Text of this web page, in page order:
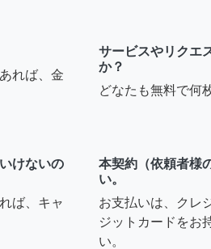
れば、金
サービスやリクエ
か？
どなたも無料で何
けないの
ば、キャ
本契約（依頼者様
い。
お支払いは、クレ
ジットカードをお
い。